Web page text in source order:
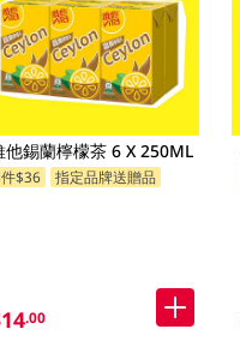
他錫蘭檸檬茶 6 X 250ML
$36 指定品牌送贈品
.00